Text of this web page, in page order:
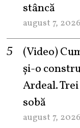
stâncă
august 7, 2026
(Video)
şi-o
Ardeal.
sobă
august 7, 2026